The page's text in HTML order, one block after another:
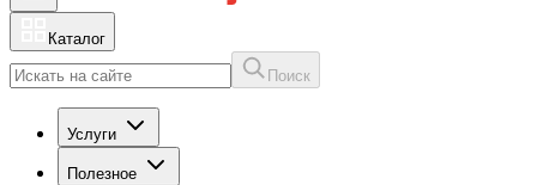
Каталог
Поиск
Услуги
Полезное